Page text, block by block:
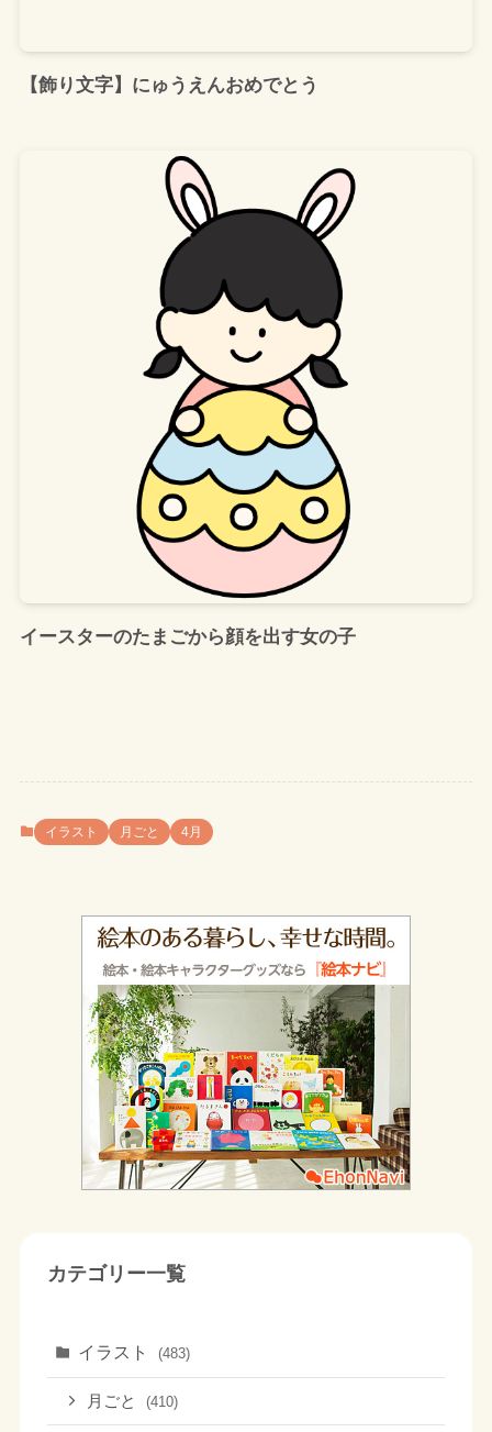
【飾り文字】にゅうえんおめでとう
イースターのたまごから顔を出す女の子
イラスト 月ごと 4月
カテゴリー一覧
イラスト (483)
月ごと (410)